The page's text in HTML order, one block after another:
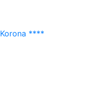
****